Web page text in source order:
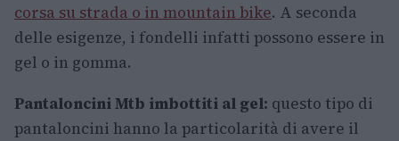
corsa su strada o in mountain bike. A seconda
delle esigenze, i fondelli infatti possono essere in
gel o in gomma.
Pantaloncini Mtb imbottiti al gel: questo tipo di
pantaloncini hanno la particolarità di avere il